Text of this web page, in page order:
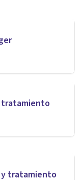
tratamiento
y tratamiento